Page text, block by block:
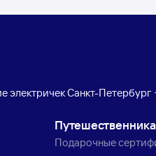
электричек Санкт-
Подарочные